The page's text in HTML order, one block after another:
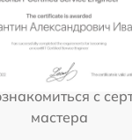
с
мастера